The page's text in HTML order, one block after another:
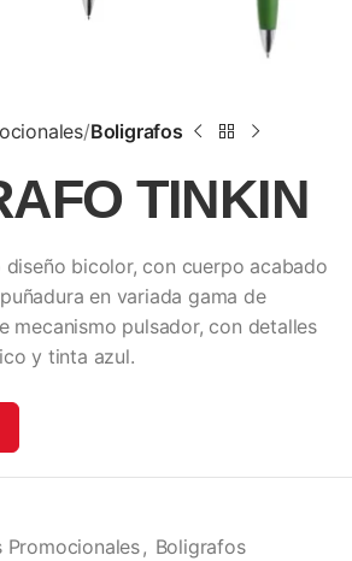
Boligrafos
TINKIN
bicolor, con cuerpo acabado
en variada gama de
mecanismo pulsador, con detalles
y tinta azul.
Promocionales, Boligrafos